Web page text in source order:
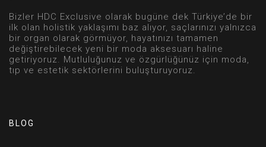
Bizler HDC Exclusive olarak bugüne dek Türkiye’de bir
ilk olan holistik yaklaşımı baz alıyor, saçlarınızı yalnızca
bir organ olarak görmüyor, hayatınızı tamamen
değiştirebilecek yeni bir moda aksesuarı haline
getiriyoruz. Mutluluğunuz ve özgürlüğünüz için moda,
tıp ve estetik sektörlerini buluşturuyoruz.
BLOG